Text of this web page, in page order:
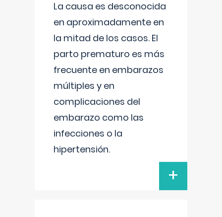
La causa es desconocida
en aproximadamente en
la mitad de los casos. El
parto prematuro es más
frecuente en embarazos
múltiples y en
complicaciones del
embarazo como las
infecciones o la
hipertensión.
+